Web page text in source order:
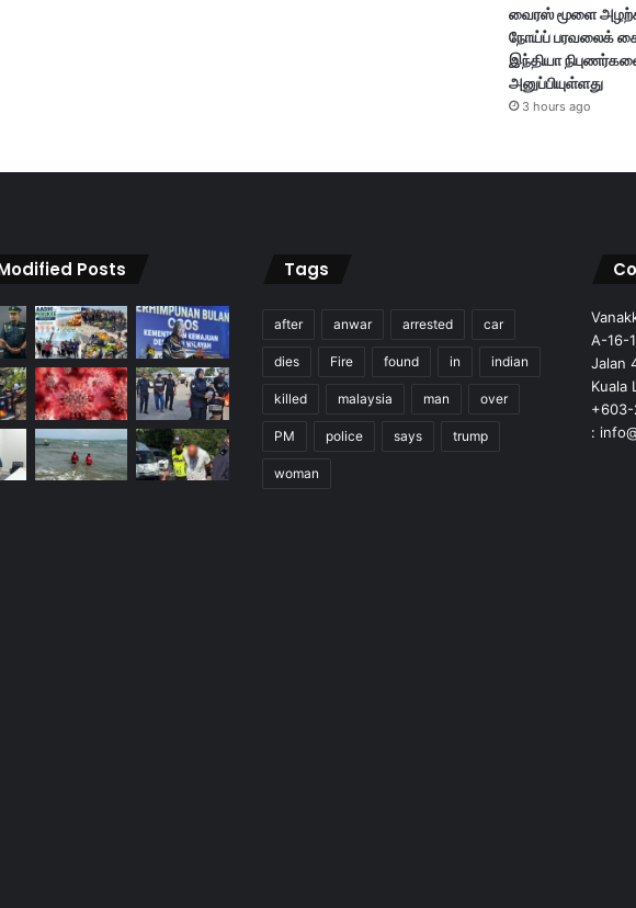
வைரஸ் மூளை
நோய்ப் பரவலைக்
இந்தியா
அனுப்பியுள்ளது
3 hours ago
Posts Tags
after anwar arrested car
dies Fire found in indian
killed malaysia man over
PM police says trump
woman
A-16-
Jalan
Kuala
+603-
: